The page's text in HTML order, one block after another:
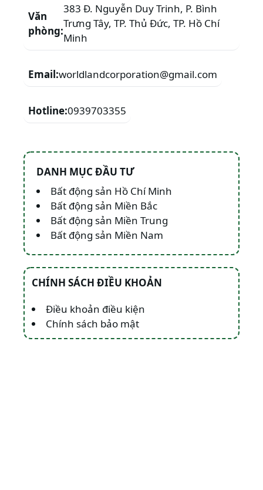
Văn
phòng:
383 Đ. Nguyễn Duy Trinh, P. Bình
Trưng Tây, TP. Thủ Đức, TP. Hồ Chí
Minh
Email:worldlandcorporation@gmail.com
Hotline:0939703355
DANH MỤC ĐẦU TƯ
Bất động sản Hồ Chí Minh
Bất động sản Miền Bắc
Bất động sản Miền Trung
Bất động sản Miền Nam
CHÍNH SÁCH ĐIỀU KHOẢN
Điều khoản điều kiện
Chính sách bảo mật